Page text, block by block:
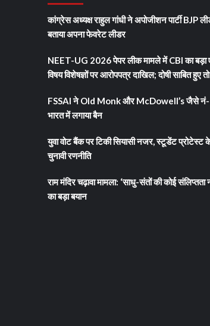
कांग्रेस अध्यक्ष राहुल गांधी ने अपोजीशन पार्टी BJP
बताया अपना फेवरेट लीडर
NEET-UG 2026 पेपर लीक मामले में CBI का
विषय विशेषज्ञों पर आरोपपत्र दाखिल; दोषी साबित
FSSAI ने Old Monk और McDowell’s जैसे नं-1
भारत में लगाया बैन
युवा वोट बैंक पर टिकी सियासी नजर, स्टूडेंट प्रोटेस्ट
चुनावी रणनीति
राम मंदिर चढ़ावा मामला: ‘साधु-संतों की कोई संलिप्तता
का बड़ा बयान